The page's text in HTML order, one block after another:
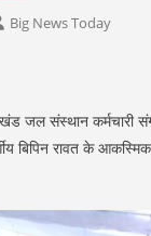
Big News Today
जल संस्थान कर्मचारी
बिपिन रावत के